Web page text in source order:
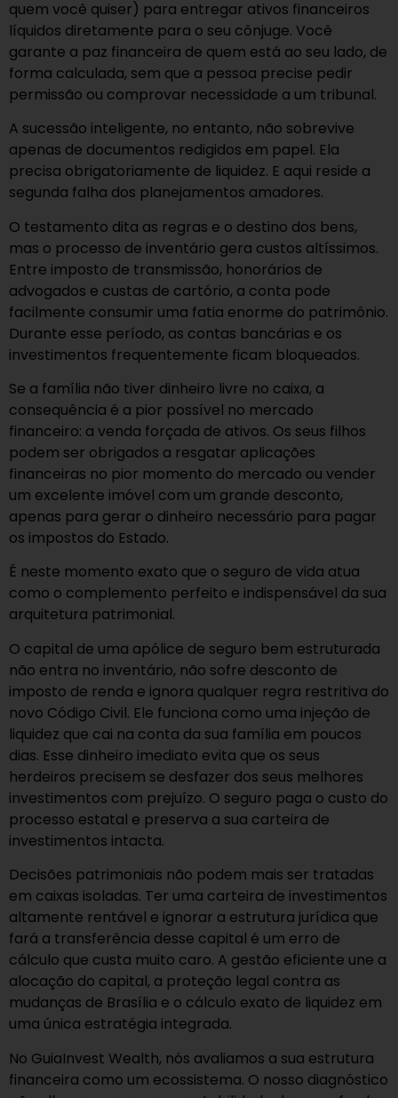
quem você quiser) para entregar ativos financeiros
líquidos diretamente para o seu cônjuge. Você
garante a paz financeira de quem está ao seu lado, de
forma calculada, sem que a pessoa precise pedir
permissão ou comprovar necessidade a um tribunal.
A sucessão inteligente, no entanto, não sobrevive
apenas de documentos redigidos em papel. Ela
precisa obrigatoriamente de liquidez. E aqui reside a
segunda falha dos planejamentos amadores.
O testamento dita as regras e o destino dos bens,
mas o processo de inventário gera custos altíssimos.
Entre imposto de transmissão, honorários de
advogados e custas de cartório, a conta pode
facilmente consumir uma fatia enorme do patrimônio.
Durante esse período, as contas bancárias e os
investimentos frequentemente ficam bloqueados.
Se a família não tiver dinheiro livre no caixa, a
consequência é a pior possível no mercado
financeiro: a venda forçada de ativos. Os seus filhos
podem ser obrigados a resgatar aplicações
financeiras no pior momento do mercado ou vender
um excelente imóvel com um grande desconto,
apenas para gerar o dinheiro necessário para pagar
os impostos do Estado.
É neste momento exato que o seguro de vida atua
como o complemento perfeito e indispensável da sua
arquitetura patrimonial.
O capital de uma apólice de seguro bem estruturada
não entra no inventário, não sofre desconto de
imposto de renda e ignora qualquer regra restritiva do
novo Código Civil. Ele funciona como uma injeção de
liquidez que cai na conta da sua família em poucos
dias. Esse dinheiro imediato evita que os seus
herdeiros precisem se desfazer dos seus melhores
investimentos com prejuízo. O seguro paga o custo do
processo estatal e preserva a sua carteira de
investimentos intacta.
Decisões patrimoniais não podem mais ser tratadas
em caixas isoladas. Ter uma carteira de investimentos
altamente rentável e ignorar a estrutura jurídica que
fará a transferência desse capital é um erro de
cálculo que custa muito caro. A gestão eficiente une a
alocação do capital, a proteção legal contra as
mudanças de Brasília e o cálculo exato de liquidez em
uma única estratégia integrada.
No GuiaInvest Wealth, nós avaliamos a sua estrutura
financeira como um ecossistema. O nosso diagnóstico